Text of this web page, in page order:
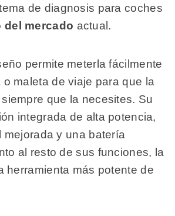
de diagnosis para coches
del mercado actual.
permite meterla fácilmente
maleta de viaje para que la
que la necesites. Su
integrada de alta potencia,
mejorada y una batería
al resto de sus funciones, la
herramienta más potente de